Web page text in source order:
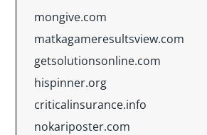
mongive.com
matkagameresultsview.com
getsolutionsonline.com
hispinner.org
criticalinsurance.info
nokariposter.com